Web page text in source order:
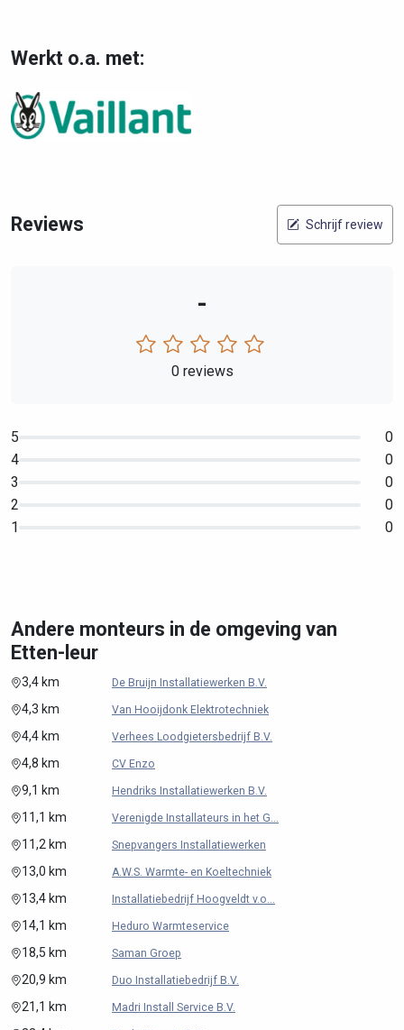
Werkt o.a. met:
Reviews Schrijf review
-
0 reviews
5
0
4
0
3
0
2
0
1
0
Andere monteurs in de omgeving van
Etten-leur
3,4 km De Bruijn Installatiewerken B.V.
4,3 km Van Hooijdonk Elektrotechniek
4,4 km Verhees Loodgietersbedrijf B.V.
4,8 km CV Enzo
9,1 km Hendriks Installatiewerken B.V.
11,1 km Verenigde Installateurs in het G...
11,2 km Snepvangers Installatiewerken
13,0 km A.W.S. Warmte- en Koeltechniek
13,4 km Installatiebedrijf Hoogveldt v.o...
14,1 km Heduro Warmteservice
18,5 km Saman Groep
20,9 km Duo Installatiebedrijf B.V.
21,1 km Madri Install Service B.V.